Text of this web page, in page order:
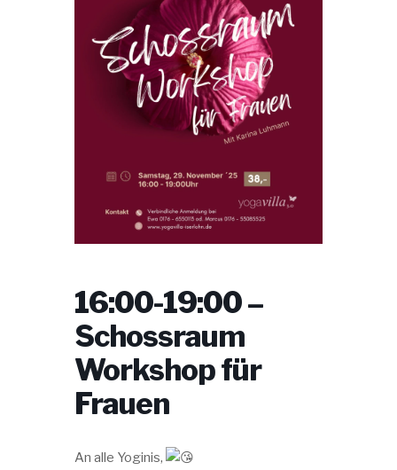
16:00-19:00 –
Schossraum
Workshop für
Frauen
An alle Yoginis,